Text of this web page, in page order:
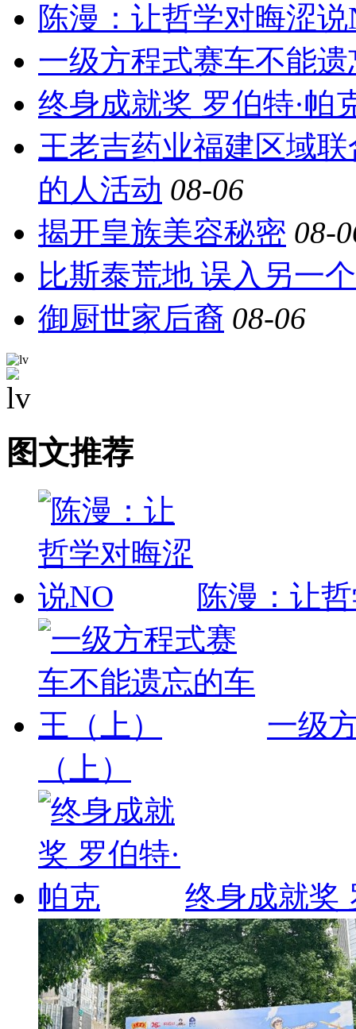
陈漫：让哲学对晦涩说
一级方程式赛车不能
终身成就奖 罗伯特·帕
王老吉药业福建区域
的人活动 08-06
揭开皇族美容秘密 08-
比斯泰荒地 误入另一
御厨世家后裔 08-06
图文推荐
陈漫：让
一级
（上）
终身成就奖